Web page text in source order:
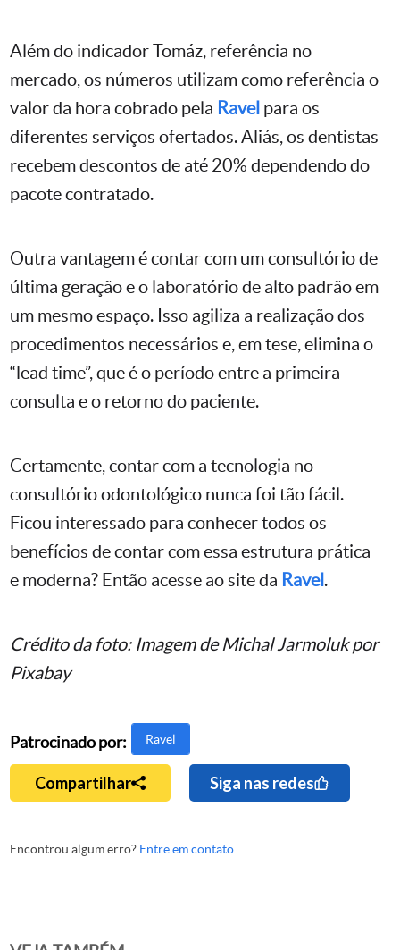
Além do indicador Tomáz, referência no
mercado, os números utilizam como referência o
valor da hora cobrado pela Ravel para os
diferentes serviços ofertados. Aliás, os dentistas
recebem descontos de até 20% dependendo do
pacote contratado.
Outra vantagem é contar com um consultório de
última geração e o laboratório de alto padrão em
um mesmo espaço. Isso agiliza a realização dos
procedimentos necessários e, em tese, elimina o
“lead time”, que é o período entre a primeira
consulta e o retorno do paciente.
Certamente, contar com a tecnologia no
consultório odontológico nunca foi tão fácil.
Ficou interessado para conhecer todos os
benefícios de contar com essa estrutura prática
e moderna? Então acesse ao site da Ravel .
Crédito da foto: Imagem de Michal Jarmoluk por
Pixabay
Patrocinado por: Ravel
Compartilhar Siga nas redes
Encontrou algum erro? Entre em contato